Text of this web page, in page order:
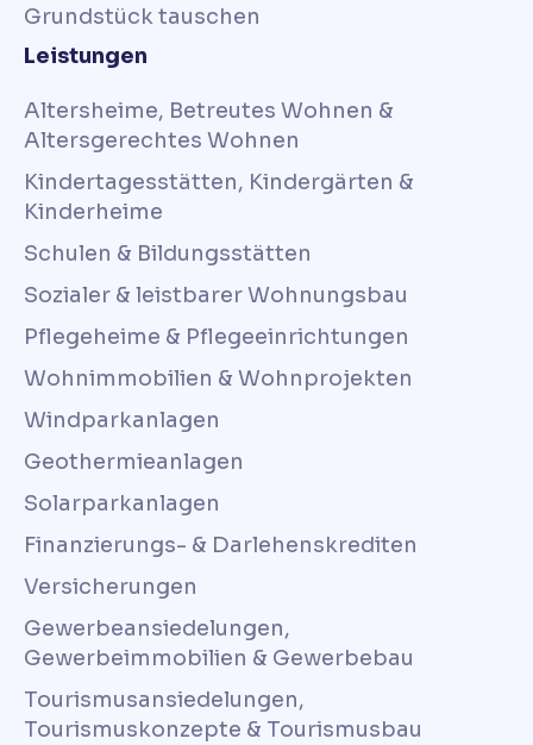
Grundstück tauschen
Leistungen
Altersheime, Betreutes Wohnen &
Altersgerechtes Wohnen
Kindertagesstätten, Kindergärten &
Kinderheime
Schulen & Bildungsstätten
Sozialer & leistbarer Wohnungsbau
Pflegeheime & Pflegeeinrichtungen
Wohnimmobilien & Wohnprojekten
Windparkanlagen
Geothermieanlagen
Solarparkanlagen
Finanzierungs- & Darlehenskrediten
Versicherungen
Gewerbeansiedelungen,
Gewerbeimmobilien & Gewerbebau
Tourismusansiedelungen,
Tourismuskonzepte & Tourismusbau